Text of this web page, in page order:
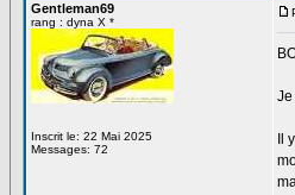
Gentleman69
rang : dyna X *
Inscrit le: 22 Mai 2025
Messages: 72
Je
Il